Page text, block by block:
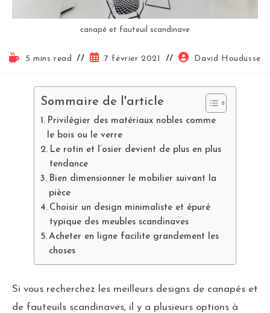
canapé et fauteuil scandinave
5 mins read 7 février 2021 David Houdusse
Sommaire de l'article
Privilégier des matériaux nobles comme
le bois ou le verre
Le rotin et l’osier devient de plus en plus
tendance
Bien dimensionner le mobilier suivant la
pièce
Choisir un design minimaliste et épuré
typique des meubles scandinaves
Acheter en ligne facilite grandement les
choses
Si vous recherchez les meilleurs designs de canapés et
de fauteuils scandinaves, il y a plusieurs options à